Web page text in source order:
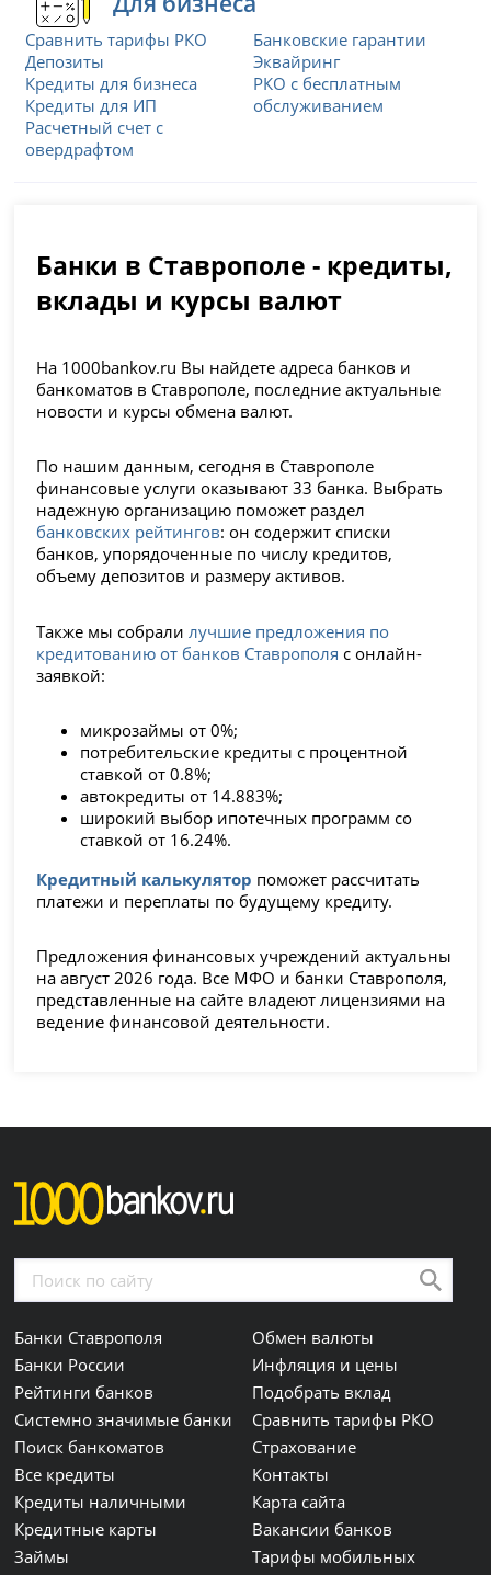
Сравнить тарифы РКО
Депозиты
Кредиты для бизнеса
Кредиты для ИП
Расчетный счет с
овердрафтом
Банковские гарантии
Эквайринг
РКО с бесплатным
обслуживанием
Банки в Ставрополе - кредиты,
вклады и курсы валют
На 1000bankov.ru Вы найдете адреса банков и
банкоматов в Ставрополе, последние актуальные
новости и курсы обмена валют.
По нашим данным, сегодня в Ставрополе
финансовые услуги оказывают 33 банка. Выбрать
надежную организацию поможет раздел
банковских рейтингов: он содержит списки
банков, упорядоченные по числу кредитов,
объему депозитов и размеру активов.
Также мы собрали лучшие предложения по
кредитованию от банков Ставрополя с онлайн-
заявкой:
микрозаймы от 0%;
потребительские кредиты с процентной
ставкой от 0.8%;
автокредиты от 14.883%;
широкий выбор ипотечных программ со
ставкой от 16.24%.
Кредитный калькулятор поможет рассчитать
платежи и переплаты по будущему кредиту.
Предложения финансовых учреждений актуальны
на август 2026 года. Все МФО и банки Ставрополя,
представленные на сайте владеют лицензиями на
ведение финансовой деятельности.
Банки Ставрополя
Банки России
Рейтинги банков
Системно значимые банки
Поиск банкоматов
Все кредиты
Кредиты наличными
Кредитные карты
Займы
Обмен валюты
Инфляция и цены
Подобрать вклад
Сравнить тарифы РКО
Страхование
Контакты
Карта сайта
Вакансии банков
Тарифы мобильных